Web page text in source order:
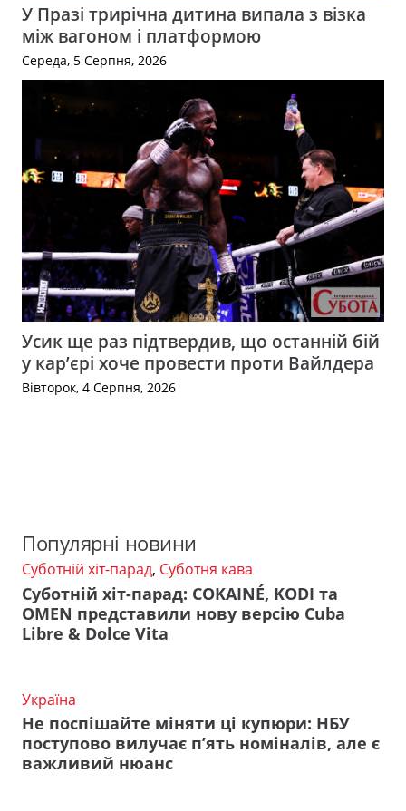
У Празі трирічна дитина випала з візка
між вагоном і платформою
Середа, 5 Серпня, 2026
Усик ще раз підтвердив, що останній бій
у кар’єрі хоче провести проти Вайлдера
Вівторок, 4 Серпня, 2026
Популярні новини
Суботній хіт-парад, Суботня кава
Суботній хіт-парад: COKAINÉ, KODI та
OMEN представили нову версію Cuba
Libre & Dolce Vita
Україна
Не поспішайте міняти ці купюри: НБУ
поступово вилучає п’ять номіналів, але є
важливий нюанс